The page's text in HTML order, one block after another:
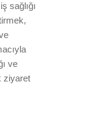
sağlığı
ve
ziyaret